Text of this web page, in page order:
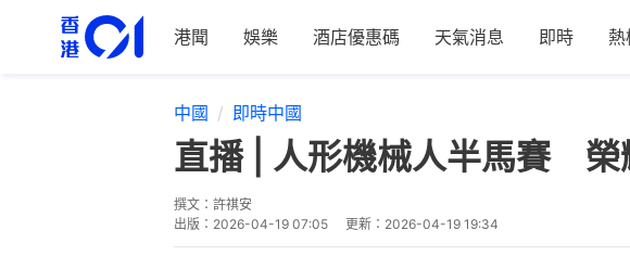
港聞 娛樂 酒店優惠碼 天氣消息 即時 熱
中國 即時中國
直播 | 人形機械人半馬賽 榮
撰文： 許祺安
出版： 2026-04-19 07:05 更新： 2026-04-19 19:34